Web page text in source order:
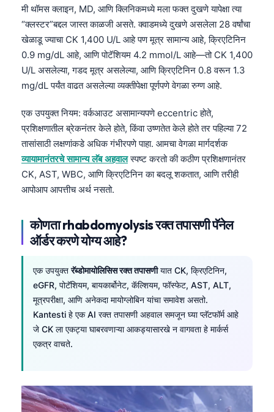
मी थॉमस क्लाइन, MD, आणि क्लिनिकमध्ये मला फक्त दुखणे यापेक्षा त्या
“क्लस्टर”बद्दल जास्त काळजी असते. क्वाडमध्ये दुखणे असलेला 28 वर्षांचा
खेळाडू ज्याचा CK 1,400 U/L आहे पण मूत्र सामान्य आहे, क्रिएटिनिन
0.9 mg/dL आहे, आणि पोटॅशियम 4.2 mmol/L आहे—तो CK 1,400
U/L असलेल्या, गडद मूत्र असलेल्या, आणि क्रिएटिनिन 0.8 वरून 1.3
mg/dL पर्यंत वाढत असलेल्या व्यक्तीपेक्षा पूर्णपणे वेगळा रुग्ण आहे.
एक उपयुक्त नियम: वर्कआउट असामान्यपणे eccentric होते,
प्रशिक्षणातील ब्रेकनंतर केले होते, किंवा उष्णतेत केले होते तर पहिल्या 72
तासांसाठी लक्षणांकडे अधिक गंभीरपणे पाहा. आमचा वेगळा मार्गदर्शक
व्यायामानंतरचे सामान्य लॅब अहवालस्पष्ट करतो की कठीण प्रशिक्षणानंतर
CK, AST, WBC, आणि क्रिएटिनिन का बदलू शकतात, आणि तरीही
आपोआप आपत्तीच अर्थ नसतो.
कोणता rhabdomyolysis रक्त तपासणी पॅनेल
ऑर्डर करणे योग्य आहे?
एक उपयुक्तरॅब्डोमायोलिसिस रक्त तपासणीयात CK, क्रिएटिनिन,
eGFR, पोटॅशियम, बायकार्बोनेट, कॅल्शियम, फॉस्फेट, AST, ALT,
मूत्रपरीक्षा, आणि अनेकदा मायोग्लोबिन यांचा समावेश असतो.
Kantesti हे एक AI रक्त तपासणी अहवाल समजून घ्या प्लॅटफॉर्म आहे
जे CK ला एकट्या घाबरवणाऱ्या आकड्यासारखे न वागवता हे मार्कर्स
एकत्र वाचते.